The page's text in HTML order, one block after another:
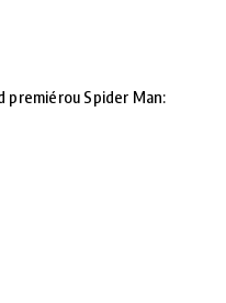
Spider Man: